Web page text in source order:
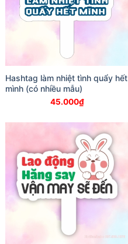
Hashtag làm nhiệt tình quẩy hết
mình (có nhiều mẫu)
45.000₫